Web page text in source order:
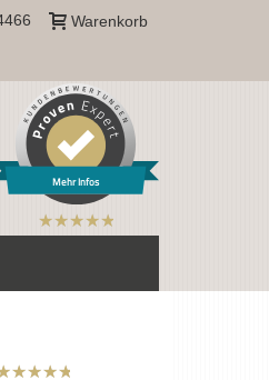
Warenkorb
Mehr Infos
B2CPrint
Sternen |